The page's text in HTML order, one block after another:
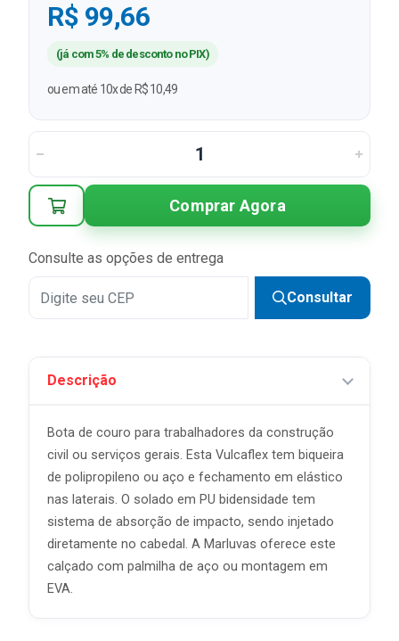
R$ 99,66
(já com 5% de desconto no PIX)
ou em até 10x de R$ 10,49
Comprar Agora
Consulte as opções de entrega
Consultar
Descrição
Bota de couro para trabalhadores da construção
civil ou serviços gerais. Esta Vulcaflex tem biqueira
de polipropileno ou aço e fechamento em elástico
nas laterais. O solado em PU bidensidade tem
sistema de absorção de impacto, sendo injetado
diretamente no cabedal. A Marluvas oferece este
calçado com palmilha de aço ou montagem em
EVA.